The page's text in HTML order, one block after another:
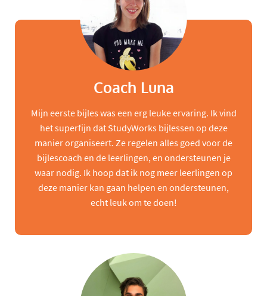
Coach Luna
Mijn eerste bijles was een erg leuke ervaring. Ik vind
het superfijn dat StudyWorks bijlessen op deze
manier organiseert. Ze regelen alles goed voor de
bijlescoach en de leerlingen, en ondersteunen je
waar nodig. Ik hoop dat ik nog meer leerlingen op
deze manier kan gaan helpen en ondersteunen,
echt leuk om te doen!